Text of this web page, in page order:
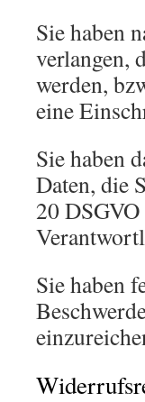
Sie haben
verlangen,
werden,
eine
Sie haben
Daten, die
20
Sie haben